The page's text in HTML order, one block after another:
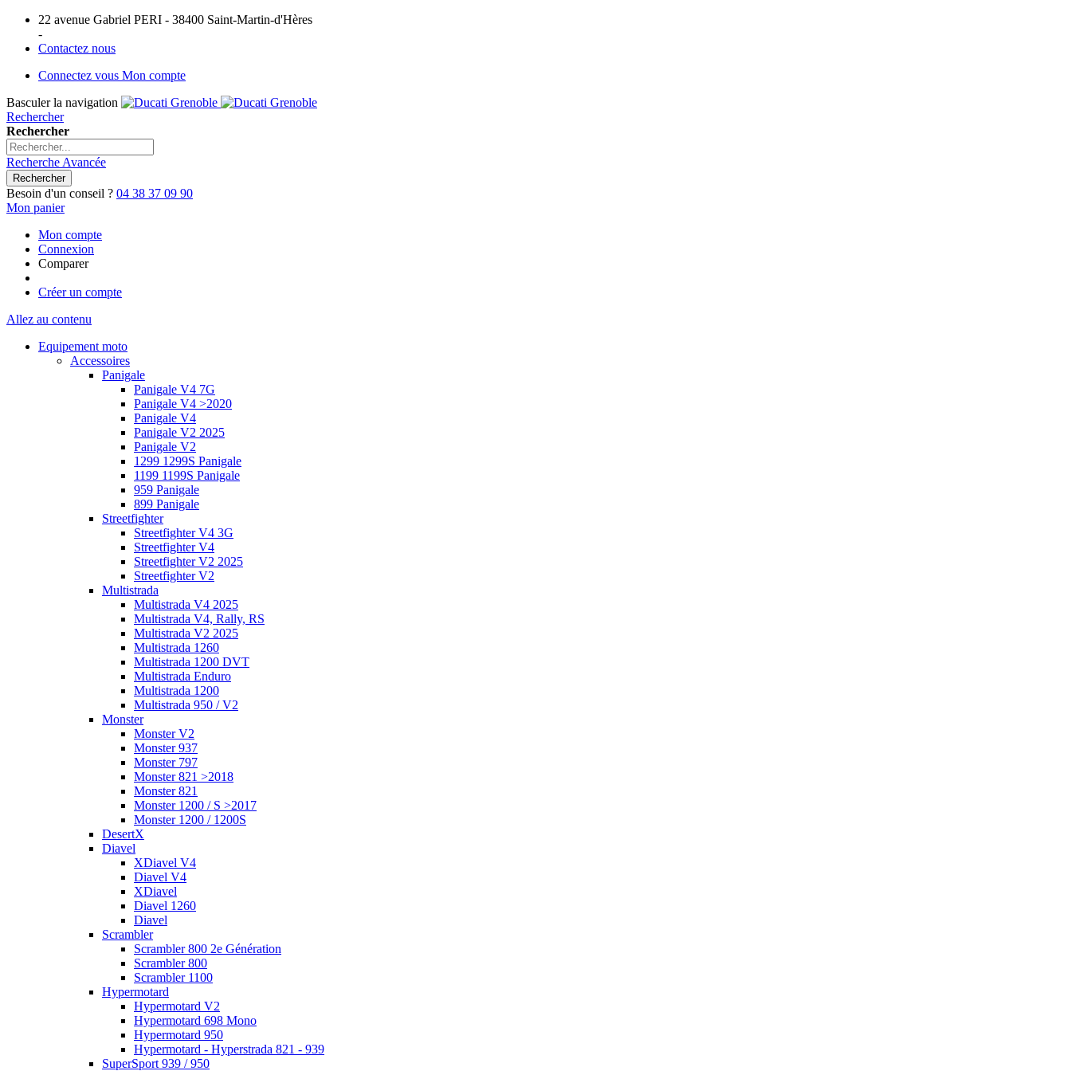
22 avenue Gabriel PERI - 38400 Saint-Martin-d'Hères
-
Contactez nous
Connectez vous Mon compte
Basculer la navigation
Rechercher
Rechercher
Recherche Avancée
Rechercher
Besoin d'un conseil ? 04 38 37 09 90
Mon panier
Mon compte
Connexion
Comparer
Créer un compte
Allez au contenu
Equipement moto
Accessoires
Panigale
Panigale V4 7G
Panigale V4 >2020
Panigale V4
Panigale V2 2025
Panigale V2
1299 1299S Panigale
1199 1199S Panigale
959 Panigale
899 Panigale
Streetfighter
Streetfighter V4 3G
Streetfighter V4
Streetfighter V2 2025
Streetfighter V2
Multistrada
Multistrada V4 2025
Multistrada V4, Rally, RS
Multistrada V2 2025
Multistrada 1260
Multistrada 1200 DVT
Multistrada Enduro
Multistrada 1200
Multistrada 950 / V2
Monster
Monster V2
Monster 937
Monster 797
Monster 821 >2018
Monster 821
Monster 1200 / S >2017
Monster 1200 / 1200S
DesertX
Diavel
XDiavel V4
Diavel V4
XDiavel
Diavel 1260
Diavel
Scrambler
Scrambler 800 2e Génération
Scrambler 800
Scrambler 1100
Hypermotard
Hypermotard V2
Hypermotard 698 Mono
Hypermotard 950
Hypermotard - Hyperstrada 821 - 939
SuperSport 939 / 950